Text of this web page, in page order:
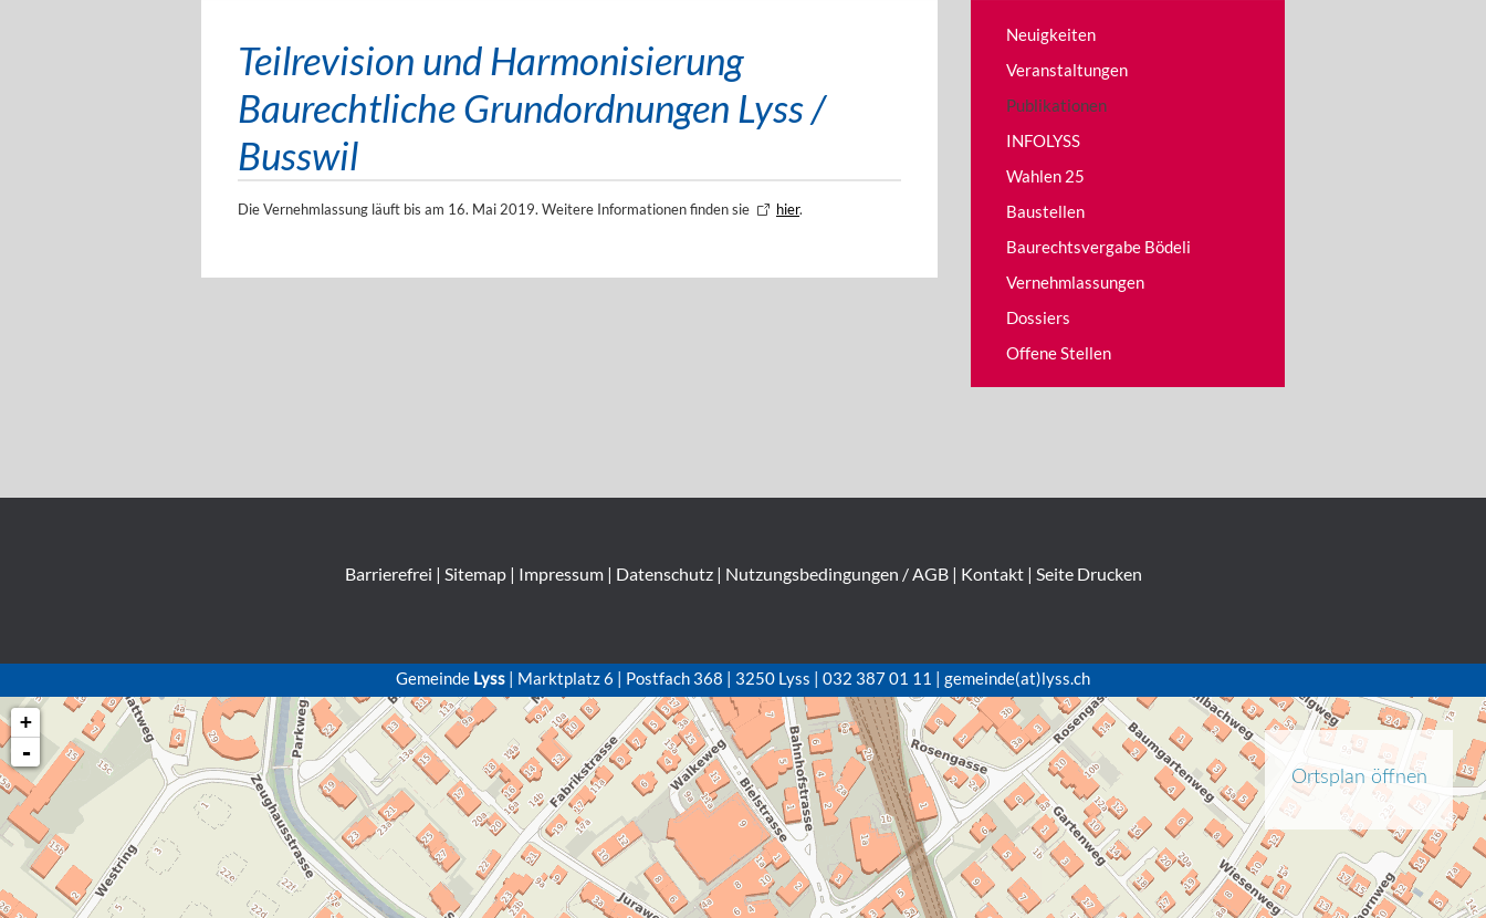
Teilrevision und Harmonisierung
Baurechtliche Grundordnungen Lyss /
Busswil
Die Vernehmlassung läuft bis am 16. Mai 2019. Weitere Informationen finden sie hier.
Neuigkeiten
Veranstaltungen
Publikationen
INFOLYSS
Wahlen 25
Baustellen
Baurechtsvergabe Bödeli
Vernehmlassungen
Dossiers
Offene Stellen
Barrierefrei | Sitemap| Impressum| Datenschutz| Nutzungsbedingungen / AGB| Kontakt| Seite Drucken
Gemeinde Lyss | Marktplatz 6 | Postfach 368 | 3250 Lyss | 032 387 01 11 | gemeinde(at)lyss.ch